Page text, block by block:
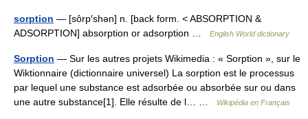
sorption — [sôrp′shən] n. [back form. < ABSORPTION &
ADSORPTION] absorption or adsorption …
English World dictionary
Sorption — Sur les autres projets Wikimedia : « Sorption », sur le
Wiktionnaire (dictionnaire universel) La sorption est le processus
par lequel une substance est adsorbée ou absorbée sur ou dans
une autre substance[1]. Elle résulte de l… …
Wikipédia en Français